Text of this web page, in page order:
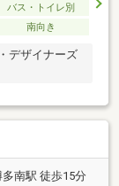
バス・トイレ別
南向き
デザイナーズ
多南駅 徒歩15分